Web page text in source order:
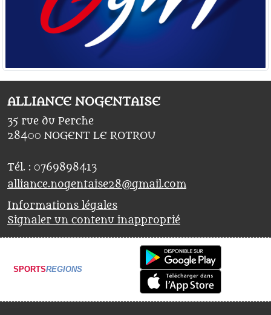
ALLIANCE NOGENTAISE
35 rue du Perche
28400 NOGENT LE ROTROU
Tél. : 0769898413
alliance.nogentaise28@gmail.com
Informations légales
Signaler un contenu inapproprié
SPORTSREGIONS